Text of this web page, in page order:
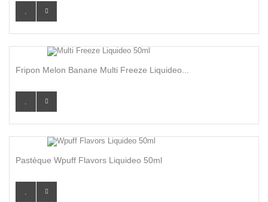
Fripon Melon Banane Multi Freeze Liquideo...
Pastèque Wpuff Flavors Liquideo 50ml